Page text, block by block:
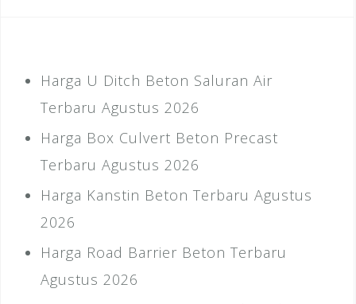
Harga U Ditch Beton Saluran Air
Terbaru Agustus 2026
Harga Box Culvert Beton Precast
Terbaru Agustus 2026
Harga Kanstin Beton Terbaru Agustus
2026
Harga Road Barrier Beton Terbaru
Agustus 2026